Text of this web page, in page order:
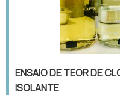
ENSAIO DE TEOR DE
ISOLANTE